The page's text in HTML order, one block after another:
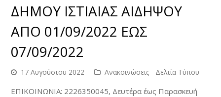
ΔΗΜΟΥ ΙΣΤΙΑΙΑΣ ΑΙΔΗΨΟΥ
ΑΠΟ 01/09/2022 ΕΩΣ
07/09/2022
17 Αυγούστου 2022 Ανακοινώσεις - Δελτία Τύπου
ΕΠΙΚΟΙΝΩΝΙΑ: 2226350045, Δευτέρα έως Παρασκευή